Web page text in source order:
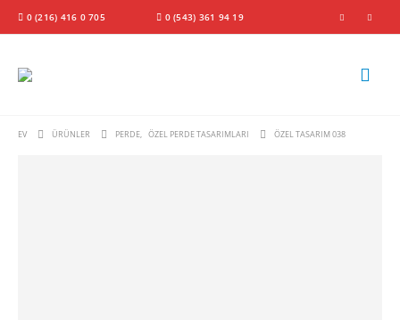
0 (216) 416 0 705 0 (543) 361 94 19
EV ÜRÜNLER PERDE, ÖZEL PERDE TASARIMLARI ÖZEL TASARIM 038